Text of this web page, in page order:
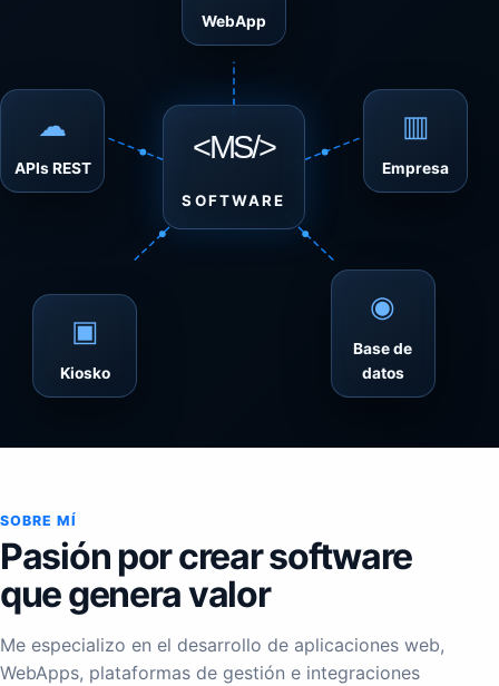
<MS/>
SOFTWARE
WebApp
☁
APIs REST
▥
Empresa
▣
Kiosko
◉
Base de
datos
SOBRE MÍ
Pasión por crear software
que genera valor
Me especializo en el desarrollo de aplicaciones web,
WebApps, plataformas de gestión e integraciones